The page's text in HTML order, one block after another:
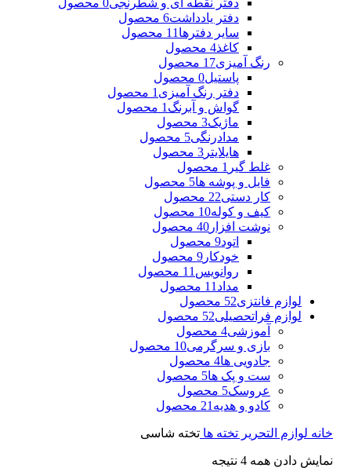
دفتر نقطه ای و شطرنجی0 محصول
دفتر یادداشت6 محصول
سایر دفترها11 محصول
کاغذ4 محصول
رنگ آمیزی17 محصول
پاستیل0 محصول
دفتر رنگ آمیزی1 محصول
گواش و آبرنگ1 محصول
ماژیک3 محصول
مدادرنگی5 محصول
هایلایتر 3 محصول
غلط گیر 1 محصول
فایل و پوشه ها5 محصول
کار دستی22 محصول
کیف و کوله10 محصول
نوشت افزار 40 محصول
اتود9 محصول
خودکار 9 محصول
روانویس11 محصول
مداد11 محصول
لوازم فانتزی52 محصول
لوازم فراتحصیلی52 محصول
آموزشی4 محصول
بازی و سرگرمی10 محصول
جادویی ها4 محصول
ست و پک ها5 محصول
عروسک5 محصول
کادو و هدیه21 محصول
خانه لوازم التحریر تخته ها تخته شاسی
نمایش دادن همه 4 نتیجه